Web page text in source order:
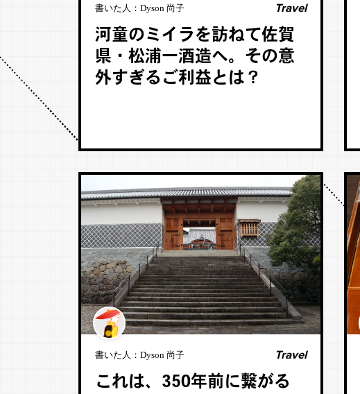
書いた人： Dyson 尚子 Travel
河童のミイラを訪ねて佐賀
県・松浦一酒造へ。その意
外すぎるご利益とは？
書いた人： Dyson 尚子 Travel
これは、350年前に繋がる